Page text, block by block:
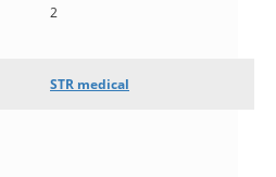
2
STR medical